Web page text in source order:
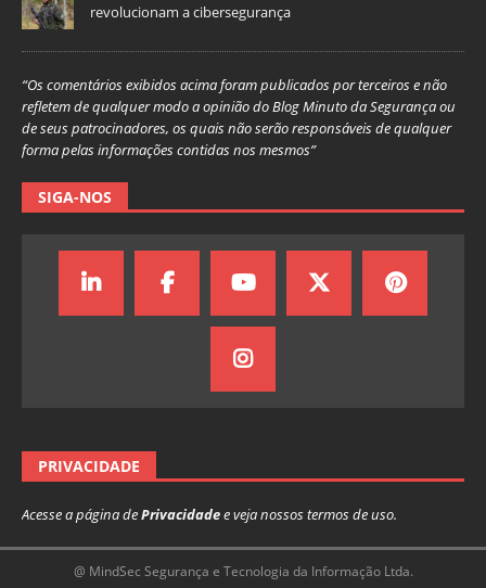
revolucionam a cibersegurança
“Os comentários exibidos acima foram publicados por terceiros e não
refletem de qualquer modo a opinião do Blog Minuto da Segurança ou
de seus patrocinadores, os quais não serão responsáveis de qualquer
forma pelas informações contidas nos mesmos”
SIGA-NOS
PRIVACIDADE
Acesse a página dePrivacidadee veja nossos termos de uso.
@ MindSec Segurança e Tecnologia da Informação Ltda.